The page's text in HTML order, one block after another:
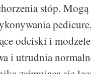
stóp.
odciski i
i utrudnia